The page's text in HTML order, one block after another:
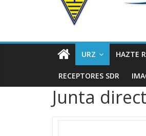
de
URZ
URZ HAZTE
RECEPTORES SDR
Junta